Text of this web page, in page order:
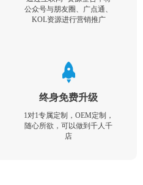
公众号与朋友圈、广点通、
KOL资源进行营销推广
终身免费升级
1对1专属定制，OEM定制，
随心所欲，可以做到千人千
店